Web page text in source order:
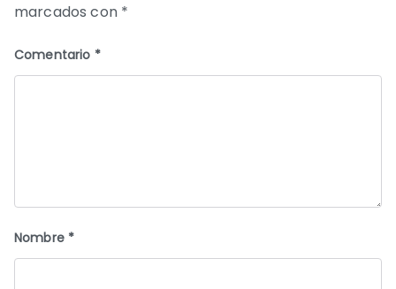
marcados con *
Comentario *
Nombre *